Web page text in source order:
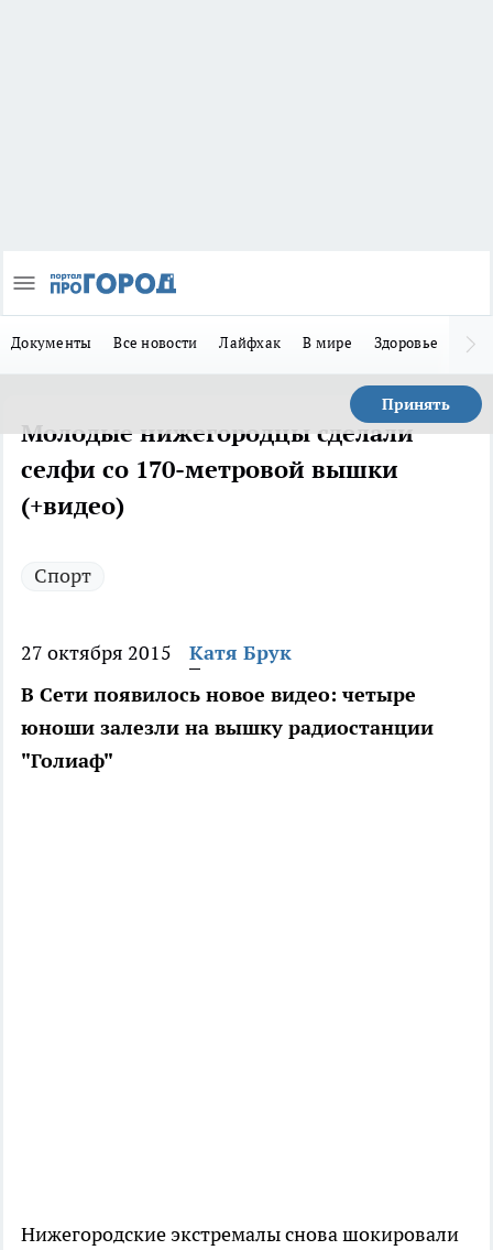
Документы Все новости Лайфхак В мире Здоровье
Принять
Молодые нижегородцы сделали
селфи со 170-метровой вышки
(+видео)
Спорт
27 октября 2015
Катя Брук
В Сети появилось новое видео: четыре
юноши залезли на вышку радиостанции
"Голиаф"
Нижегородские экстремалы снова шокировали